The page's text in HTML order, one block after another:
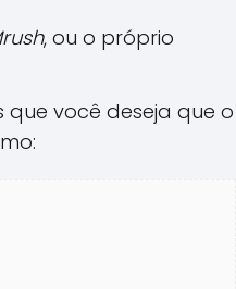
, ou o próprio
que você deseja que o